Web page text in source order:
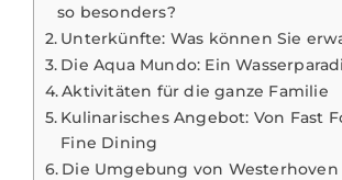
so besonders?
Unterkünfte: Was können Sie
Die Aqua Mundo: Ein
Aktivitäten für die ganze Familie
Kulinarisches Angebot: Von Fast
Fine Dining
Die Umgebung von